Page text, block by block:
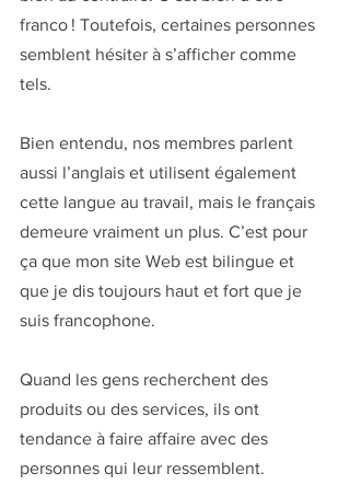
franco ! Toutefois, certaines personnes
semblent hésiter à s’afficher comme
tels.
Bien entendu, nos membres parlent
aussi l’anglais et utilisent également
cette langue au travail, mais le français
demeure vraiment un plus. C’est pour
ça que mon site Web est bilingue et
que je dis toujours haut et fort que je
suis francophone.
Quand les gens recherchent des
produits ou des services, ils ont
tendance à faire affaire avec des
personnes qui leur ressemblent.